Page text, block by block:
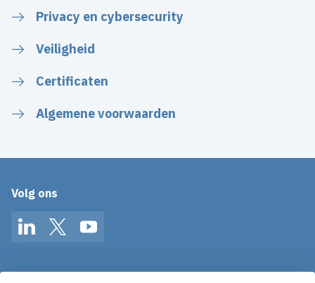
Privacy en cybersecurity
Veiligheid
Certificaten
Algemene voorwaarden
Volg ons
LinkedInTwitterYouTube